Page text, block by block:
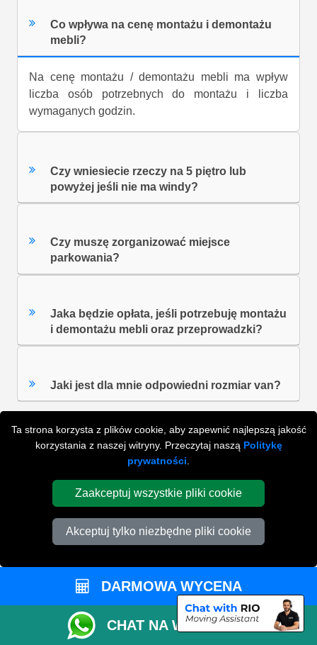
Ta strona korzysta z plików cookie, aby zapewnić najlepszą jakość
korzystania z naszej witryny. Przeczytaj naszą Politykę
prywatności
Zaakceptuj wszystkie pliki cookie
Akceptuj tylko niezbędne pliki cookie
Co wpływa na cenę montażu i demontażu
mebli?
Na cenę montażu / demontażu mebli ma wpływ
liczba osób potrzebnych do montażu i liczba
wymaganych godzin.
Czy wniesiecie rzeczy na 5 piętro lub
powyżej jeśli nie ma windy?
Czy muszę zorganizować miejsce
parkowania?
Jaka będzie opłata, jeśli potrzebuję montażu
i demontażu mebli oraz przeprowadzki?
Jaki jest dla mnie odpowiedni rozmiar van?
ZOBACZ WSZYSTKIE FAQ'S
WYSZUKAJ W NAJCZĘŚCIEJ ZADAWANYCH
PYTANIACH
PONIŻSZYCH WYNIKÓWDARMOWA WYCENA
CHAT NA WHATSAPP